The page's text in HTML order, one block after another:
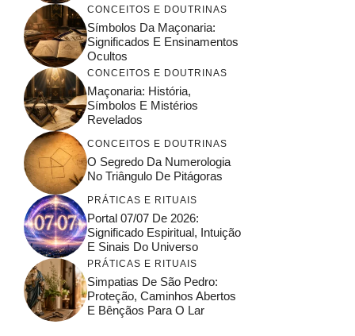
CONCEITOS E DOUTRINAS
Símbolos Da Maçonaria:
Significados E Ensinamentos
Ocultos
CONCEITOS E DOUTRINAS
Maçonaria: História,
Símbolos E Mistérios
Revelados
CONCEITOS E DOUTRINAS
O Segredo Da Numerologia
No Triângulo De Pitágoras
PRÁTICAS E RITUAIS
Portal 07/07 De 2026:
Significado Espiritual, Intuição
E Sinais Do Universo
PRÁTICAS E RITUAIS
Simpatias De São Pedro:
Proteção, Caminhos Abertos
E Bênçãos Para O Lar